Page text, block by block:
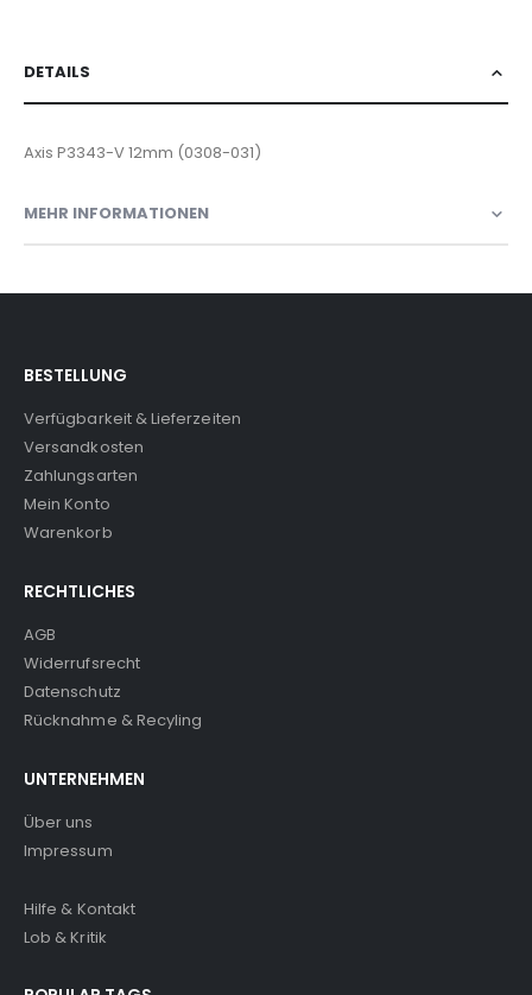
DETAILS
Axis P3343-V 12mm (0308-031)
MEHR INFORMATIONEN
BESTELLUNG
Verfügbarkeit & Lieferzeiten
Versandkosten
Zahlungsarten
Mein Konto
Warenkorb
RECHTLICHES
AGB
Widerrufsrecht
Datenschutz
Rücknahme & Recyling
UNTERNEHMEN
Über uns
Impressum
Hilfe & Kontakt
Lob & Kritik